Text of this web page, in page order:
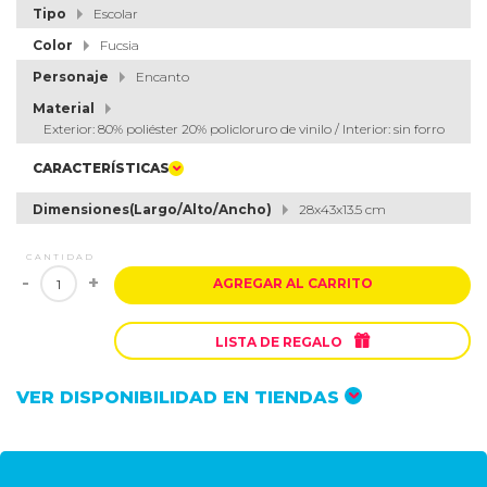
Tipo
Escolar
Color
Fucsia
Personaje
Encanto
Material
Exterior: 80% poliéster 20% policloruro de vinilo / Interior: sin forro
CARACTERÍSTICAS
Dimensiones(Largo/Alto/Ancho) 28x43x13.5 cm
CANTIDAD
- + AGREGAR AL CARRITO
LISTA DE REGALO 
VER DISPONIBILIDAD EN TIENDAS